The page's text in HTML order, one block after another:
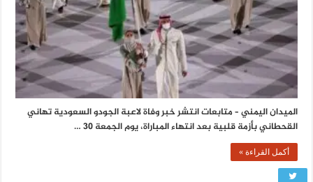
الميدان اليمني – متابعات انتشر خبر وفاة لاعبة الجودو السعودية تهاني
القحطاني بأزمة قلبية بعد انتهاء المباراة، يوم الجمعة 30 …
أكمل القراءة »